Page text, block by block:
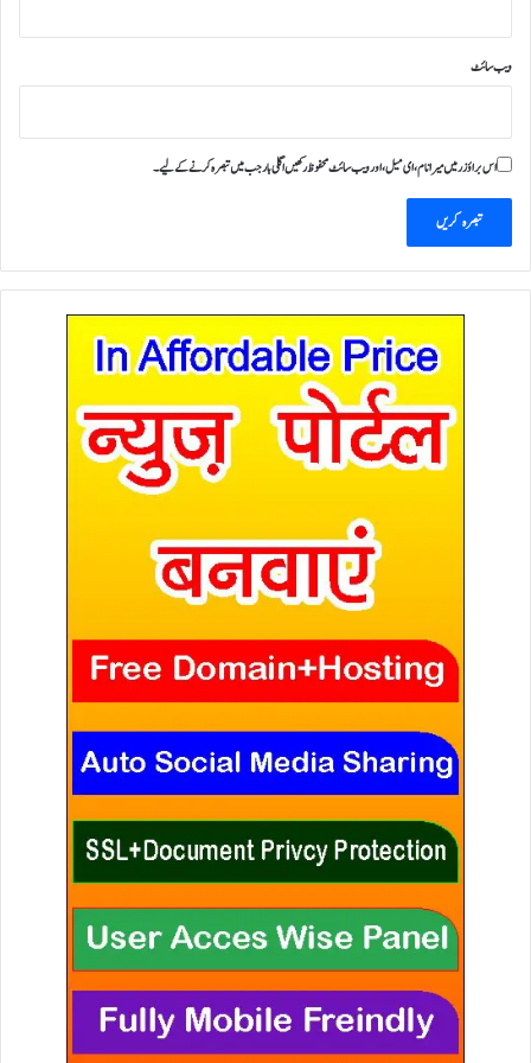
ویب‌ سائٹ
اس براؤزر میں میرا نام، ای میل، اور ویب سائٹ محفوظ رکھیں اگلی بار جب میں تبصرہ کرنے کےلیے۔